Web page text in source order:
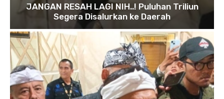
JANGAN RESAH LAGI NIH..! Puluhan Triliun
Segera Disalurkan ke Daerah